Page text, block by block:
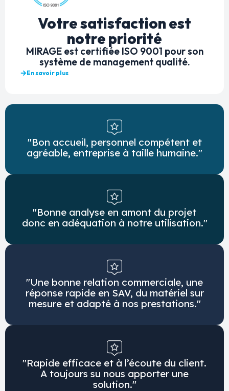
Votre satisfaction est
notre priorité
MIRAGE est certifiée ISO 9001 pour son
système de management qualité.
En savoir plus
"Bon accueil, personnel compétent et
agréable, entreprise à taille humaine."
"Bonne analyse en amont du projet
donc en adéquation à notre utilisation."
"Une bonne relation commerciale, une
réponse rapide en SAV, du matériel sur
mesure et adapté à nos prestations."
"Rapide efficace et à l’écoute du client.
A toujours su nous apporter une
solution."